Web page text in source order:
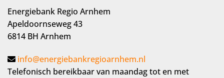
Energiebank Regio Arnhem
Apeldoornseweg 43
6814 BH Arnhem
info@energiebankregioarnhem.nl
Telefonisch bereikbaar van maandag tot en met